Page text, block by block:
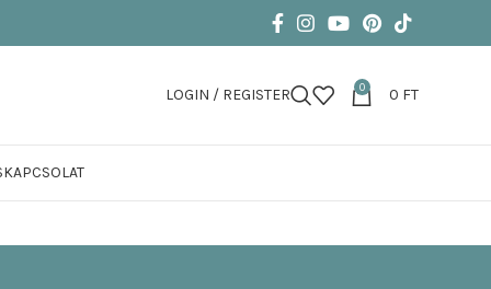
LOGIN / REGISTER 0 0 FT
KAPCSOLAT